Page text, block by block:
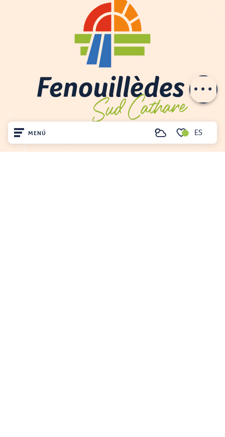
MENÚ
Voir les favoris
Buscar ES